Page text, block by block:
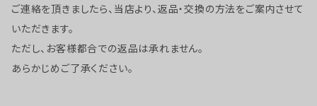
ご連絡を頂きましたら、当店より、返品・交換の方法をご案内させて
いただきます。
ただし、お客様都合での返品は承れません。
あらかじめご了承ください。